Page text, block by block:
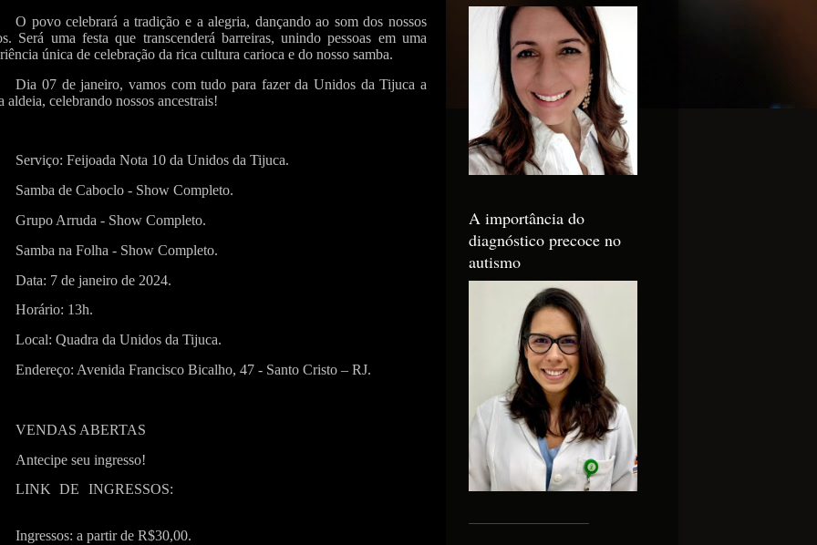
O povo celebrará a tradição e a alegria, dançando ao som dos nossos
Será uma festa que transcenderá barreiras, unindo pessoas em uma
única de celebração da rica cultura carioca e do nosso samba.
Dia 07 de janeiro, vamos com tudo para fazer da Unidos da Tijuca a
aldeia, celebrando nossos ancestrais!
Serviço: Feijoada Nota 10 da Unidos da Tijuca.
Samba de Caboclo - Show Completo.
Grupo Arruda - Show Completo.
Samba na Folha - Show Completo.
Data: 7 de janeiro de 2024.
Horário: 13h.
Local: Quadra da Unidos da Tijuca.
Endereço: Avenida Francisco Bicalho, 47 - Santo Cristo – RJ.
VENDAS ABERTAS
Antecipe seu ingresso!
LINK DE INGRESSOS:
Ingressos: a partir de R$30,00.
A importância do
diagnóstico precoce no
autismo